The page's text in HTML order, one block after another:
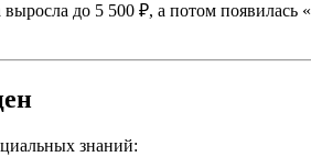
до 5 500 ₽, а потом
знаний: